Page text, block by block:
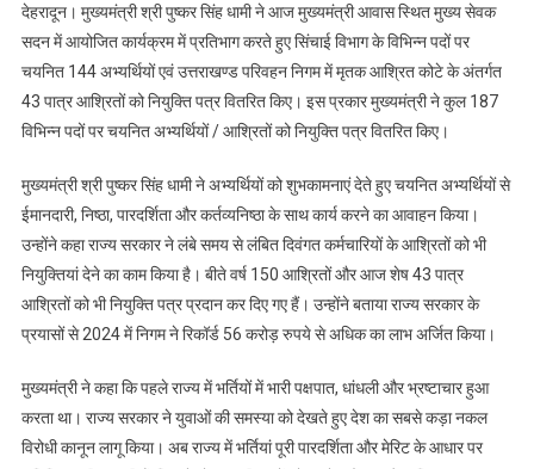
ने
अभ्यर्थियों
को
शुभकामनाएं
देते
चयनित
अभ्यर्थियों
से
ईमानदारी,
पारदर्शिता
कर्तव्यनिष्ठा
साथ
कार्य
देहरादून। मुख्यमंत्री श्री पुष्कर सिंह धामी ने आज मुख्यमंत्री आवास स्थित मुख्य सेवक
सदन में आयोजित कार्यक्रम में प्रतिभाग करते हुए सिंचाई विभाग के विभिन्न पदों पर
चयनित 144 अभ्यर्थियों एवं उत्तराखण्ड परिवहन निगम में मृतक आश्रित कोटे के अंतर्गत
43 पात्र आश्रितों को नियुक्ति पत्र वितरित किए। इस प्रकार मुख्यमंत्री ने कुल 187
विभिन्न पदों पर चयनित अभ्यर्थियों / आश्रितों को नियुक्ति पत्र वितरित किए।
मुख्यमंत्री श्री पुष्कर सिंह धामी ने अभ्यर्थियों को शुभकामनाएं देते हुए चयनित अभ्यर्थियों से
ईमानदारी, निष्ठा, पारदर्शिता और कर्तव्यनिष्ठा के साथ कार्य करने का आवाहन किया।
उन्होंने कहा राज्य सरकार ने लंबे समय से लंबित दिवंगत कर्मचारियों के आश्रितों को भी
नियुक्तियां देने का काम किया है। बीते वर्ष 150 आश्रितों और आज शेष 43 पात्र
आश्रितों को भी नियुक्ति पत्र प्रदान कर दिए गए हैं। उन्होंने बताया राज्य सरकार के
प्रयासों से 2024 में निगम ने रिकॉर्ड 56 करोड़ रुपये से अधिक का लाभ अर्जित किया।
मुख्यमंत्री ने कहा कि पहले राज्य में भर्तियों में भारी पक्षपात, धांधली और भ्रष्टाचार हुआ
करता था। राज्य सरकार ने युवाओं की समस्या को देखते हुए देश का सबसे कड़ा नकल
विरोधी कानून लागू किया। अब राज्य में भर्तियां पूरी पारदर्शिता और मेरिट के आधार पर